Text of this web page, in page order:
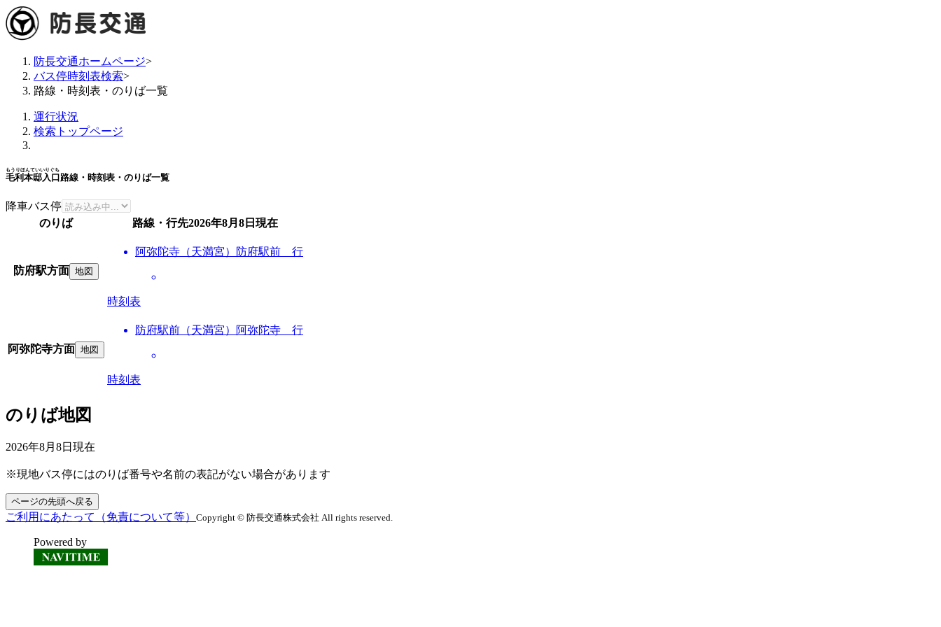
防長交通ホームページ>
バス停時刻表検索>
路線・時刻表・のりば一覧
運行状況
検索トップページ
毛利本邸入口
もうりほんていいりぐち
路線・時刻表・のりば一覧
降車バス停
のりば
路線・行先2026年8月8日 現在
防府駅方面 地図
阿弥陀寺（天満宮）防府駅前 行
時刻表
阿弥陀寺方面 地図
防府駅前（天満宮）阿弥陀寺 行
時刻表
のりば地図
2026年8月8日 現在
※現地バス停にはのりば番号や名前の表記がない場合があります
ページの先頭へ戻る
ご利用にあたって（免責について等） Copyright © 防長交通株式会社 All rights reserved.
Powered by